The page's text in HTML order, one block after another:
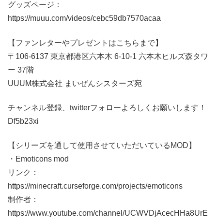
グッズページ：
https://muuu.com/videos/cebc59db7570acaa
【ファンレターやプレゼントはこちらまで】
〒106-6137 東京都港区六本木 6-10-1 六本木ヒルズ森タワ
ー 37階
UUUM株式会社 まいぜんシスターズ宛
チャンネル登録、twitterフォローよろしくお願いします！
Df5b23xi
【シリーズを通して使用させていただいているMOD】
・Emoticons mod
リンク：
https://minecraft.curseforge.com/projects/emoticons
制作者：
https://www.youtube.com/channel/UCWVDjAcecHHa8UrE